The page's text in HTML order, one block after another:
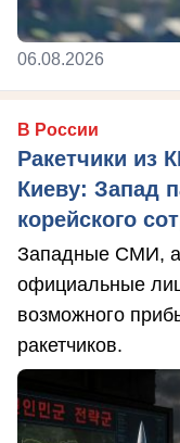
06.08.2026
В России
Ракетчики из
Киеву: Запад
корейского
Западные СМИ, а
официальные
возможного
ракетчиков.